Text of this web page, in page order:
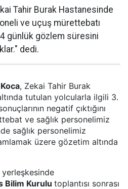
Tahir Burak Hastanesinde
ve uçuş mürettebatı
günlük gözlem süresini
dedi.
, Zekai Tahir Burak
tutulan yolcularla ilgili 3.
negatif çıktığını
ve sağlık personelimiz
sağlık personelimiz
üzere gözetim altında
yerleşkesinde
Bilim Kurulu toplantısı sonrası